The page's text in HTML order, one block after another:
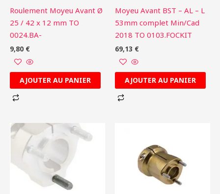
Roulement Moyeu Avant Ø
25 / 42 x 12 mm TO
0024.BA-
9,80 €
AJOUTER AU PANIER
Moyeu Avant BST – AL – L
53mm complet Min/Cad
2018 TO 0103.FOCKIT
69,13 €
AJOUTER AU PANIER